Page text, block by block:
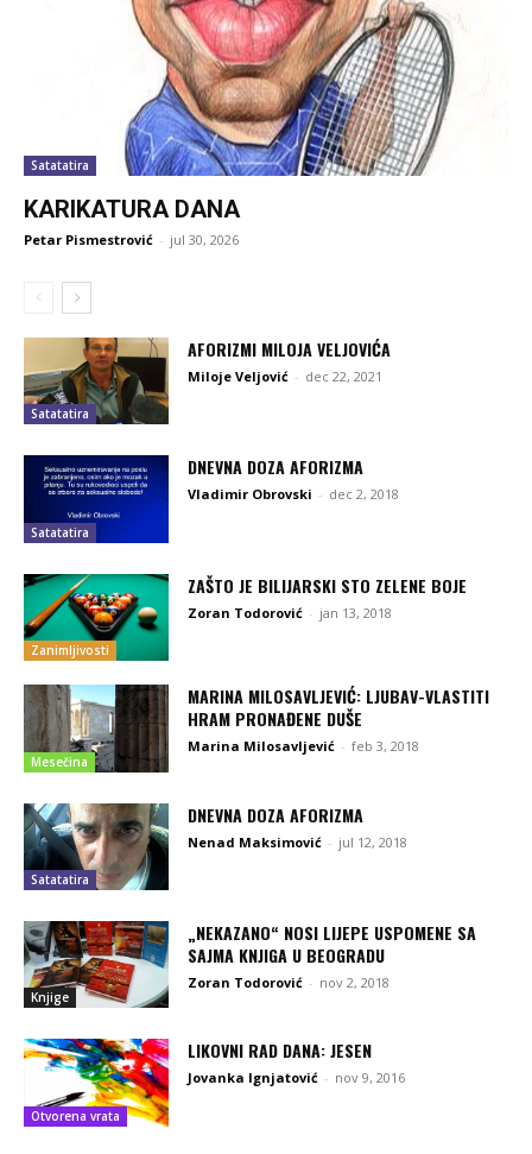
Satatatira
KARIKATURA DANA
Petar Pismestrović - jul 30, 2026
Satatatira
AFORIZMI MILOJA VELJOVIĆA
Miloje Veljović - dec 22, 2021
Satatatira
DNEVNA DOZA AFORIZMA
Vladimir Obrovski - dec 2, 2018
Zanimljivosti
ZAŠTO JE BILIJARSKI STO ZELENE BOJE
Zoran Todorović - jan 13, 2018
Mesečina
MARINA MILOSAVLJEVIĆ: LJUBAV-VLASTITI
HRAM PRONAĐENE DUŠE
Marina Milosavljević - feb 3, 2018
Satatatira
DNEVNA DOZA AFORIZMA
Nenad Maksimović - jul 12, 2018
Knjige
„NEKAZANO“ NOSI LIJEPE USPOMENE SA
SAJMA KNJIGA U BEOGRADU
Zoran Todorović - nov 2, 2018
Otvorena vrata
LIKOVNI RAD DANA: JESEN
Jovanka Ignjatović - nov 9, 2016